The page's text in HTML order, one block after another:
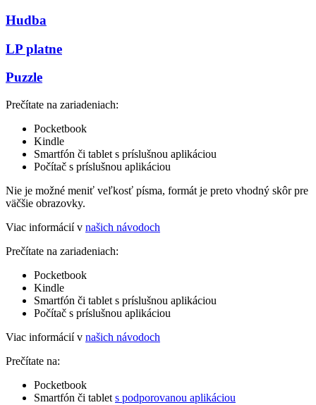
Hudba
LP platne
Puzzle
Prečítate na zariadeniach:
Pocketbook
Kindle
Smartfón či tablet s príslušnou aplikáciou
Počítač s príslušnou aplikáciou
Nie je možné meniť veľkosť písma, formát je preto vhodný skôr pre
väčšie obrazovky.
Viac informácií v našich návodoch
Prečítate na zariadeniach:
Pocketbook
Kindle
Smartfón či tablet s príslušnou aplikáciou
Počítač s príslušnou aplikáciou
Viac informácií v našich návodoch
Prečítate na:
Pocketbook
Smartfón či tablet s podporovanou aplikáciou